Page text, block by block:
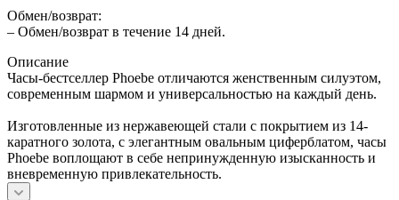
Обмен/возврат:
– Обмен/возврат в течение 14 дней.
Описание
Часы-бестселлер Phoebe отличаются женственным силуэтом,
современным шармом и универсальностью на каждый день.
Изготовленные из нержавеющей стали с покрытием из 14-
каратного золота, с элегантным овальным циферблатом, часы
Phoebe воплощают в себе непринужденную изысканность и
вневременную привлекательность.